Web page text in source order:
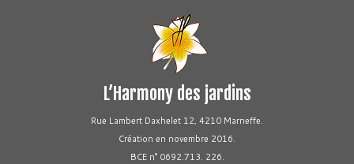
L’Harmony des jardins
Rue Lambert Daxhelet 12, 4210 Marneffe.
Création en novembre 2016.
BCE n° 0692.713. 226.